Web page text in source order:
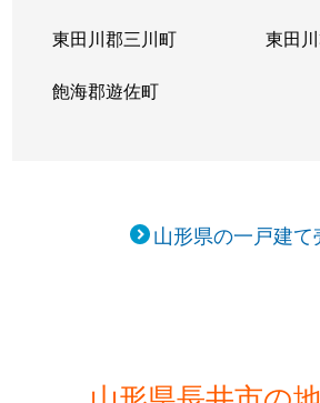
東田川郡三川町 東田
飽海郡遊佐町
山形県の一戸建